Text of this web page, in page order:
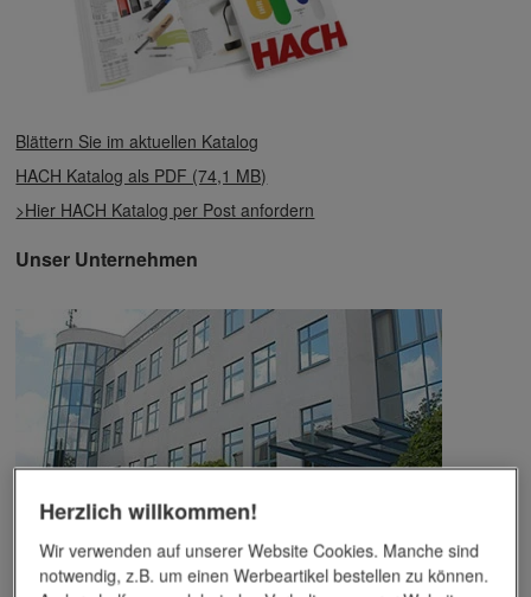
Blättern Sie im aktuellen Katalog
HACH Katalog als PDF (74,1 MB)
>Hier HACH Katalog per Post anfordern
Unser Unternehmen
Das Unternehmen verfügt über jahrzehntelange Erfahrung im
Bereich der Werbemittelveredelung und im Werbeartikel-Markt.
Herzlich willkommen!
Wir verwenden auf unserer Website Cookies. Manche sind
notwendig, z.B. um einen Werbeartikel bestellen zu können.